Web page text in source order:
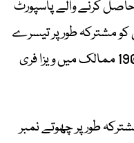
حاصل کرنے والے پاسپورٹ
مشترکہ طور پر تیسرے
نمبر پر رکھا گیا ہے جس کے شہری 190 ممالک میں ویزا فری
طور پر چھوتے نمبر